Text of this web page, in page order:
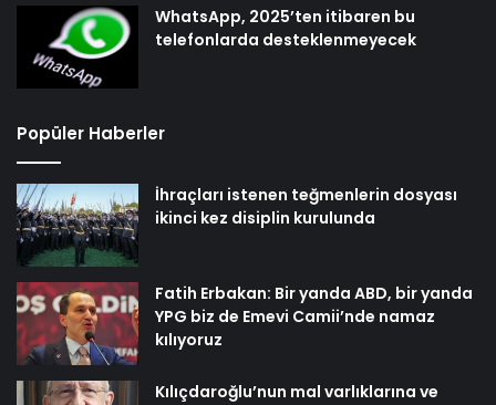
WhatsApp, 2025’ten itibaren bu
telefonlarda desteklenmeyecek
Popüler Haberler
İhraçları istenen teğmenlerin dosyası
ikinci kez disiplin kurulunda
Fatih Erbakan: Bir yanda ABD, bir yanda
YPG biz de Emevi Camii’nde namaz
kılıyoruz
Kılıçdaroğlu’nun mal varlıklarına ve